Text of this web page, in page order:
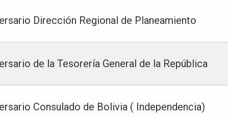
Dirección Regional de Planeamiento
de la Tesorería General de la República
Consulado de Bolivia ( Independencia)